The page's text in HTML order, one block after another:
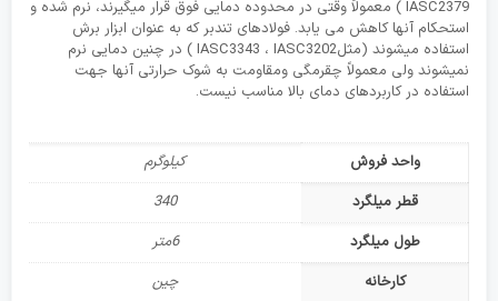
IASC2379 ) معمولاً وقتی در محدوده دمایی فوق قرار میگیرند، نرم شده و
استحکام آنها کاهش می یابد. فولادهای تندبر که به عنوان ابزار برش
استفاده میشوند (مثلIASC3343 ، IASC3202 ) در چنین دمایی نرم
نمیشوند ولی معمولاً چقرمگی ومقاومت به شوک حرارتی آنها جهت
استفاده در کاربردهای دمای بالا مناسب نیست.
واحد فروش
کیلوگرم
قطر میلگرد
340
طول میلگرد
6متر
کارخانه
چین